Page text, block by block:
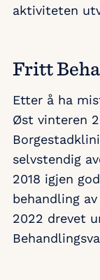
aktiviteten
Fritt
Etter å ha
Øst vinteren
selvstendig
2018 igjen
behandling
2022 drevet